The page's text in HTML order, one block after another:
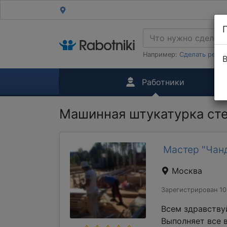
Например: Сделать
Работники
Машинная штукатурка
Мастер
Москва
Зарегистрирован
Всем
Выполняет все